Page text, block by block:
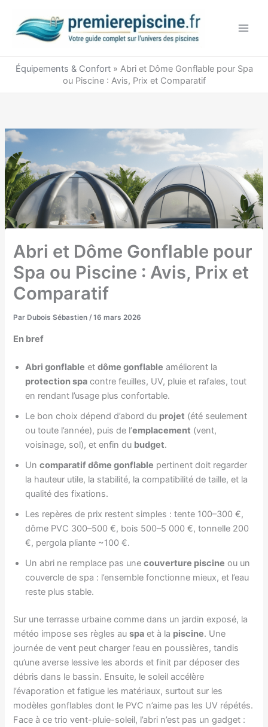
contenu
Équipements & Confort» Abri et Dôme Gonflable pour Spa
ou Piscine : Avis, Prix et Comparatif
Abri et Dôme Gonflable pour
Spa ou Piscine : Avis, Prix et
Comparatif
Par Dubois Sébastien/16 mars 2026
En bref
Abri gonflable etdôme gonflable améliorent la
protection spa contre feuilles, UV, pluie et rafales, tout
en rendant l’usage plus confortable.
Le bon choix dépend d’abord du projet (été seulement
ou toute l’année), puis de l’emplacement (vent,
voisinage, sol), et enfin du budget.
Uncomparatif dôme gonflable pertinent doit regarder
la hauteur utile, la stabilité, la compatibilité de taille, et la
qualité des fixations.
Les repères de prix restent simples : tente 100–300 €,
dôme PVC 300–500 €, bois 500–5 000 €, tonnelle 200
€, pergola pliante ~100 €.
Un abri ne remplace pas unecouverture piscine ou un
couvercle de spa : l’ensemble fonctionne mieux, et l’eau
reste plus stable.
Sur une terrasse urbaine comme dans un jardin exposé, la
météo impose ses règles auspa et à la piscine. Une
journée de vent peut charger l’eau en poussières, tandis
qu’une averse lessive les abords et finit par déposer des
débris dans le bassin. Ensuite, le soleil accélère
l’évaporation et fatigue les matériaux, surtout sur les
modèles gonflables dont le PVC n’aime pas les UV répétés.
Face à ce trio vent-pluie-soleil, l’abri n’est pas un gadget :